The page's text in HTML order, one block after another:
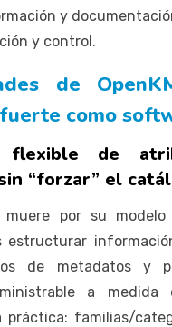
y
y control.
de
como
flexible de
“forzar” el
por su
estructurar
de metadatos y
a
práctica: familias/